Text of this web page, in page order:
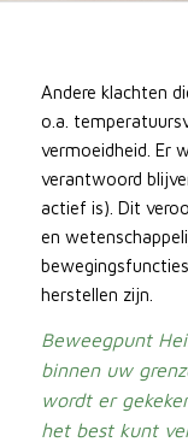
Andere klachten
o.a.
vermoeidheid. Er
verantwoord
actief is). Dit
en
herstellen zijn.
Beweegpunt
binnen uw
wordt er
het best kunt